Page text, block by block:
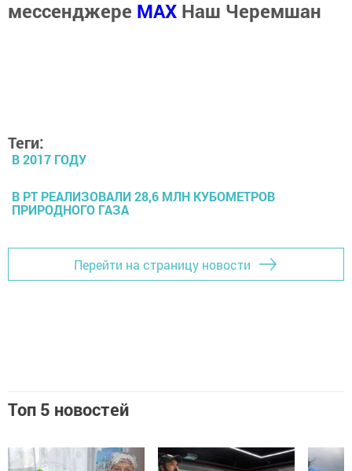
мессенджере MАХ Наш Черемшан
Теги:
В 2017 ГОДУ
В РТ РЕАЛИЗОВАЛИ 28,6 МЛН КУБОМЕТРОВ
ПРИРОДНОГО ГАЗА
Перейти на страницу новости
Топ 5 новостей